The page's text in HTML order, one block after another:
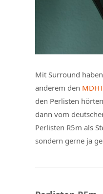
Mit Surround
anderem den
den Perlisten
dann vom
Perlisten R5m als
sondern gerne ja